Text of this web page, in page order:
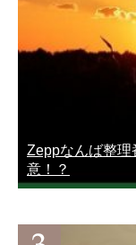
Zeppなんば整理
意！？